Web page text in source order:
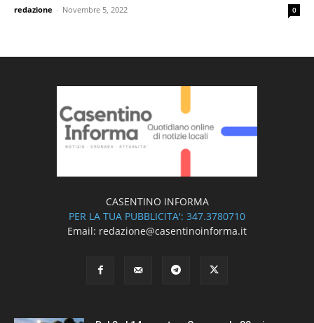
redazione - Novembre 5, 2022 0
CASENTINO INFORMA
PER LA TUA PUBBLICITA': 347.3780710
Email: redazione@casentinoinforma.it